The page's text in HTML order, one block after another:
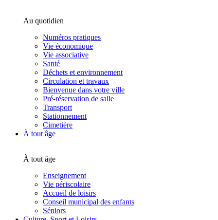
Au quotidien
Numéros pratiques
Vie économique
Vie associative
Santé
Déchets et environnement
Circulation et travaux
Bienvenue dans votre ville
Pré-réservation de salle
Transport
Stationnement
Cimetière
À tout âge
À tout âge
Enseignement
Vie périscolaire
Accueil de loisirs
Conseil municipal des enfants
Séniors